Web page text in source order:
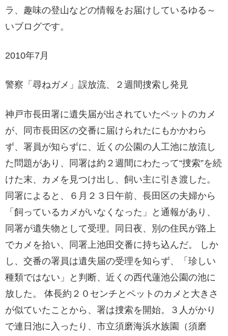
ラ、趣味の登山などの情報をお届けしているゆる～
いブログです。
2010年7月
警察「尋ねガメ」誤放流、２週間捜索し発見
神戸市長田署に遺失届が出されていたペットのカメ
が、同市長田区の交番に届けられたにもかかわら
ず、署員が知らずに、近くの公園の人工池に放流し
た問題があり、同署は約２週間にわたって“捜索”を続
けた末、カメを見つけ出し、飼い主に引き渡した。
同署によると、６月２３日午前、長田区の夫婦から
「飼っているカメがいなくなった」と通報があり、
同署が遺失物として受理。同日夜、別の住民が路上
でカメを拾い、同署上池田交番に持ち込んだ。 しか
し、交番の署員は遺失届の受理を知らず、「珍しい
種類ではない」と判断、近くの西代蓮池公園の池に
放した。 体長約２０センチとペットのカメと大きさ
が似ていたことから、署は捜索を開始。３人がかり
で連日池に入ったり、市立須磨海浜水族園（須磨